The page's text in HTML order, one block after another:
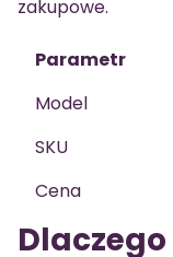
zakupowe.
Parametr
Model
SKU
Cena